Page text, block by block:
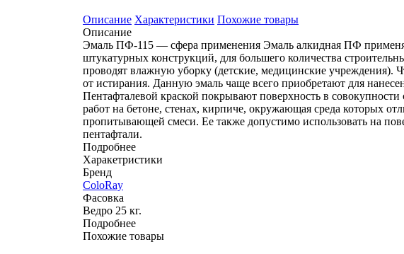
Описание Характеристики Похожие товары
Описание
Эмаль ПФ-115 — сфера применения Эмаль алкидная ПФ
штукатурных конструкций, для большего количества
проводят влажную уборку (детские, медицинские учреждения).
от истирания. Данную эмаль чаще всего приобретают для
Пентафталевой краской покрывают поверхность в
работ на бетоне, стенах, кирпиче, окружающая среда которых
пропитывающей смеси. Ее также допустимо использовать на
пентафтали.
Подробнее
Харакетристики
Бренд
ColoRay
Фасовка
Ведро 25 кг.
Подробнее
Похожие товары